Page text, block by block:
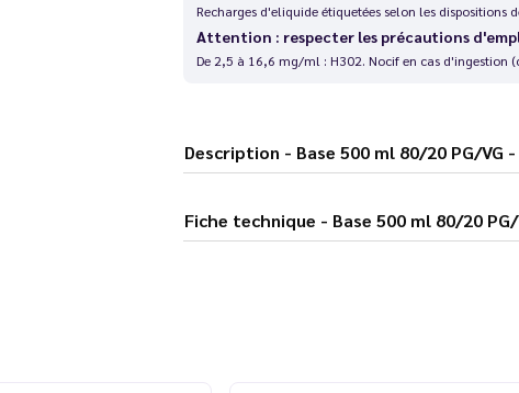
Recharges d'eliquide étiquetées selon les
Attention : respecter les précautions
De 2,5 à 16,6 mg/ml : H302. Nocif en cas d'ingestion
Description - Base 500 ml 80/20
Fiche technique - Base 500 ml